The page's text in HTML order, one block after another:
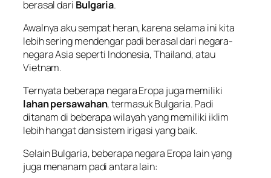
berasal dari Bulgaria.
Awalnya aku sempat heran, karena selama ini kita
lebih sering mendengar padi berasal dari negara-
negara Asia seperti Indonesia, Thailand, atau
Vietnam.
Ternyata beberapa negara Eropa juga memiliki
lahan persawahan, termasuk Bulgaria. Padi
ditanam di beberapa wilayah yang memiliki iklim
lebih hangat dan sistem irigasi yang baik.
Selain Bulgaria, beberapa negara Eropa lain yang
juga menanam padi antara lain: